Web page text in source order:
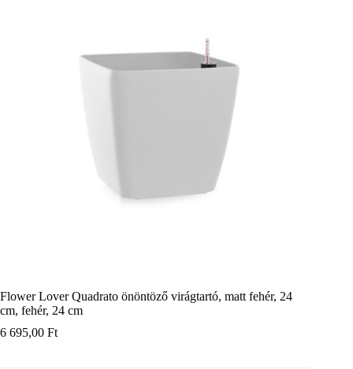
Flower Lover Quadrato önöntöző virágtartó, matt fehér, 24
cm, fehér, 24 cm
6 695,00 Ft